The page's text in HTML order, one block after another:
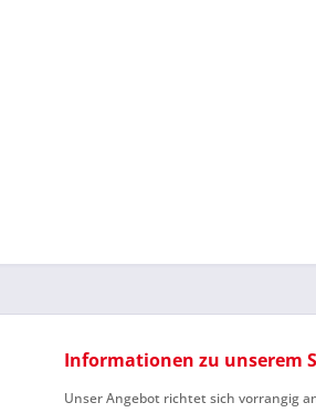
Informationen zu unserem
Unser Angebot richtet sich vorrangig